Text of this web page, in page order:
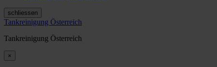
schliessen
Tankreinigung Österreich
Tankreinigung Österreich
×